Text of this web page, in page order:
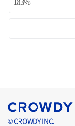
© CROWDY INC.